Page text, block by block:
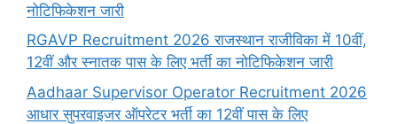
नोटिफिकेशन जारी
RGAVP Recruitment 2026 राजस्थान राजीविका में 10वीं,
12वीं और स्नातक पास के लिए भर्ती का नोटिफिकेशन जारी
Aadhaar Supervisor Operator Recruitment 2026
आधार सुपरवाइजर ऑपरेटर भर्ती का 12वीं पास के लिए